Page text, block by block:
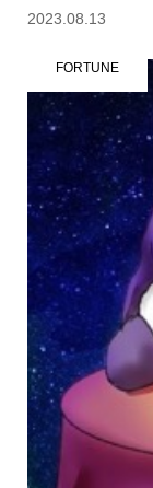
2023.08.13
FORTUNE